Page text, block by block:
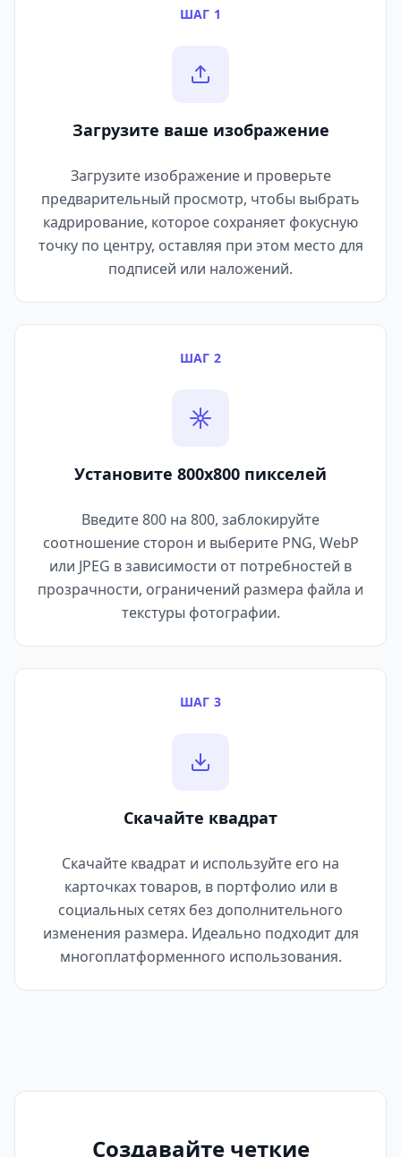
ШАГ 1
Загрузите ваше изображение
Загрузите изображение и проверьте
предварительный просмотр, чтобы выбрать
кадрирование, которое сохраняет фокусную
точку по центру, оставляя при этом место для
подписей или наложений.
ШАГ 2
Установите 800x800 пикселей
Введите 800 на 800, заблокируйте
соотношение сторон и выберите PNG, WebP
или JPEG в зависимости от потребностей в
прозрачности, ограничений размера файла и
текстуры фотографии.
ШАГ 3
Скачайте квадрат
Скачайте квадрат и используйте его на
карточках товаров, в портфолио или в
социальных сетях без дополнительного
изменения размера. Идеально подходит для
многоплатформенного использования.
Создавайте четкие